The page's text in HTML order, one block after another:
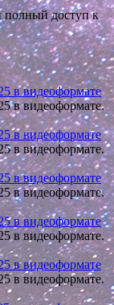
полный доступ к
в видеоформате
в видеоформате.
в видеоформате
в видеоформате.
в видеоформате
в видеоформате.
в видеоформате
в видеоформате.
в видеоформате
в видеоформате.